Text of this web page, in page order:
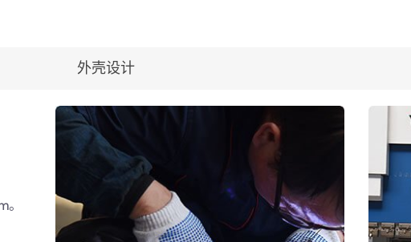
外壳设计